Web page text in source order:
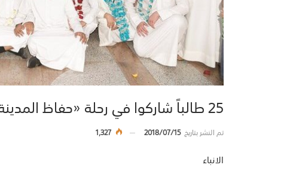
25 طالباً شاركوا في رحلة «حفاظ المدينة» لحفظ القرآن
تم النشر بتاريخ2018/07/15
1,327
الانباء